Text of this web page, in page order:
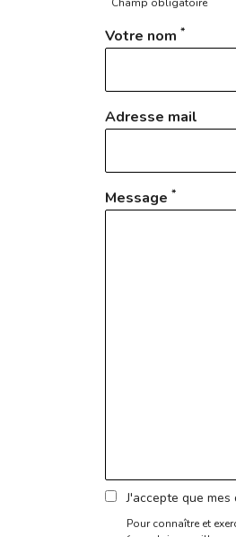
Votre nom *
Adresse mail
Message *
J'accepte que
Pour connaître et